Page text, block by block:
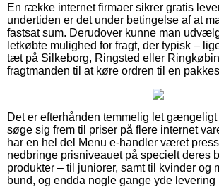
En række internet firmaer sikrer gratis
undertiden er det under betingelse af at
fastsat sum. Derudover kunne man
letkøbte mulighed for fragt, der typisk –
tæt på Silkeborg, Ringsted eller
fragtmanden til at køre ordren til en
Det er efterhånden temmelig let
søge sig frem til priser på flere internet
har en hel del Menu e-handler været
nedbringe prisniveauet på specielt deres
produkter – til juniorer, samt til kvinder og
bund, og endda nogle gange yde levering